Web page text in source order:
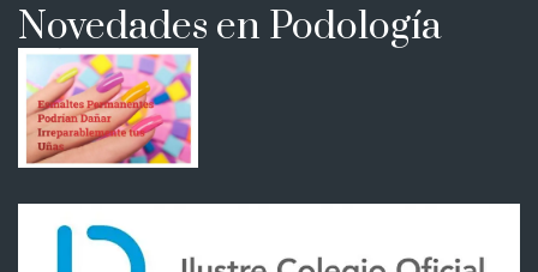
Novedades en Podología